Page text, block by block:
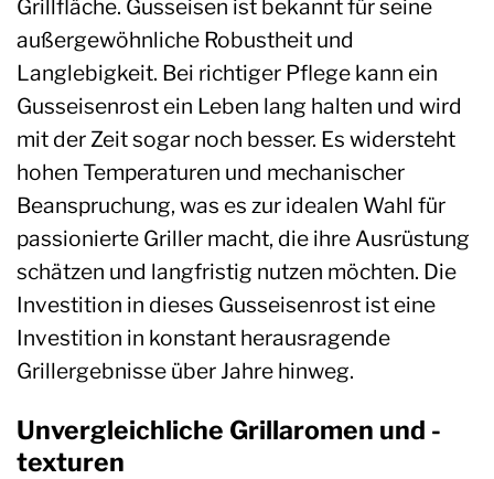
Grillfläche. Gusseisen ist bekannt für seine
außergewöhnliche Robustheit und
Langlebigkeit. Bei richtiger Pflege kann ein
Gusseisenrost ein Leben lang halten und wird
mit der Zeit sogar noch besser. Es widersteht
hohen Temperaturen und mechanischer
Beanspruchung, was es zur idealen Wahl für
passionierte Griller macht, die ihre Ausrüstung
schätzen und langfristig nutzen möchten. Die
Investition in dieses Gusseisenrost ist eine
Investition in konstant herausragende
Grillergebnisse über Jahre hinweg.
Unvergleichliche Grillaromen und -
texturen